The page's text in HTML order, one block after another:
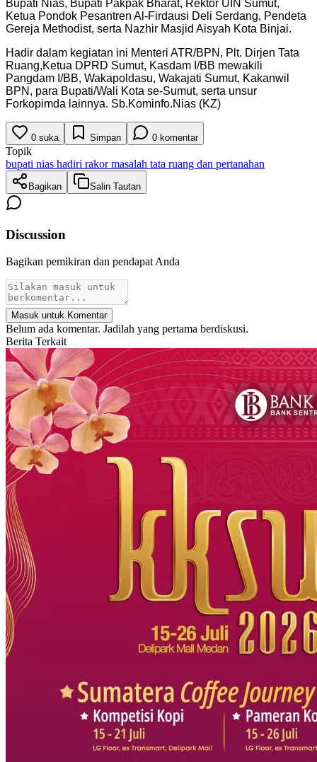
Bupati Nias, Bupati Pakpak Bharat, Rektor UIN Sumut,
Ketua Pondok Pesantren Al-Firdausi Deli Serdang, Pendeta
Gereja Methodist, serta Nazhir Masjid Aisyah Kota Binjai.
Hadir dalam kegiatan ini Menteri ATR/BPN, Plt. Dirjen Tata
Ruang,Ketua DPRD Sumut, Kasdam I/BB mewakili
Pangdam I/BB, Wakapoldasu, Wakajati Sumut, Kakanwil
BPN, para Bupati/Wali Kota se-Sumut, serta unsur
Forkopimda lainnya. Sb.Kominfo.Nias (KZ)
0 suka Simpan 0 komentar
Topik
bupati nias hadiri rakor masalah tata ruang dan pertanahan
Bagikan Salin Tautan
Discussion
Bagikan pemikiran dan pendapat Anda
Masuk untuk Komentar
Belum ada komentar. Jadilah yang pertama berdiskusi.
Berita Terkait